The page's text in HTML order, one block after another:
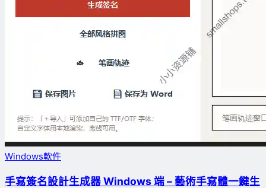
Windows軟件
手寫簽名設計生成器 Windows 端 – 藝術手寫體一鍵生